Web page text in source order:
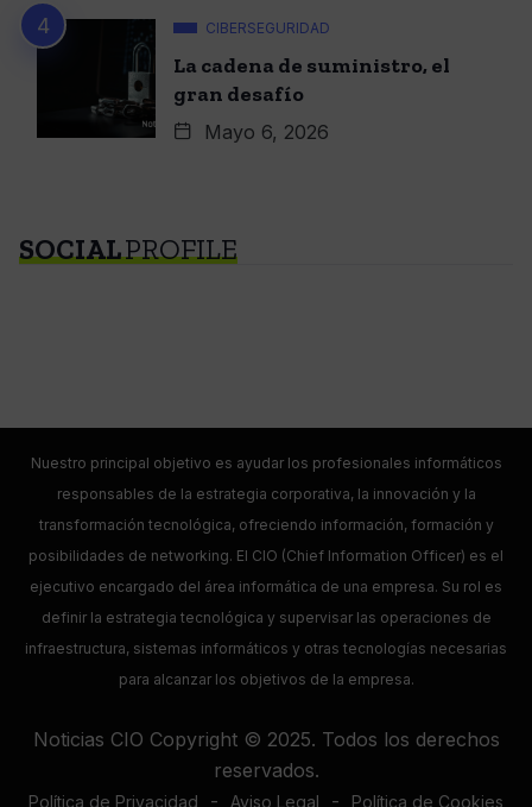
CIBERSEGURIDAD
La cadena de suministro, el
gran desafío
Mayo 6, 2026
SOCIALPROFILE
Nuestro principal objetivo es ayudar los profesionales informáticos
responsables de la estrategia corporativa, la innovación y la
transformación tecnológica, ofreciendo información, formación y
posibilidades de networking. El CIO (Chief Information Officer) es el
ejecutivo encargado del área informática de una empresa. Su rol es
definir la estrategia tecnológica y supervisar las operaciones de
infraestructura, sistemas informáticos y otras tecnologías necesarias
para alcanzar los objetivos de la empresa.
Noticias CIO Copyright © 2025. Todos los derechos
reservados.
Política de Privacidad - Aviso Legal - Política de Cookies